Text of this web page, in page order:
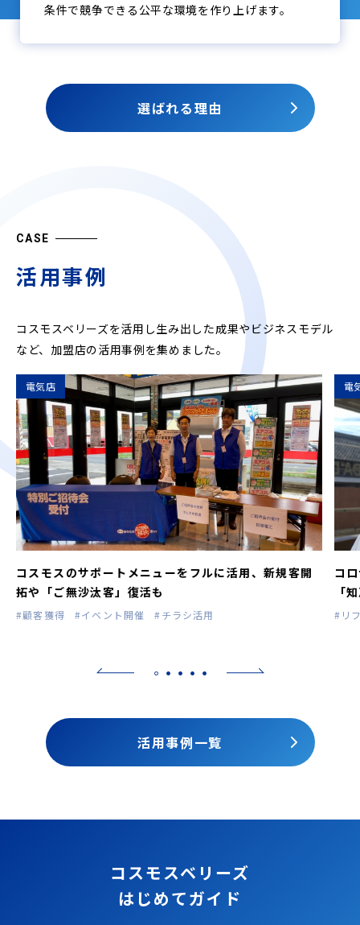
条件で競争できる公平な環境を作り上げます。
選ばれる理由
CASE
活用事例
コスモスベリーズを活用し生み出した成果やビジネスモデル
など、 加盟店の活用事例を集めました。
電気店
コスモスのサポートメニューをフルに活用、新規客開
拓や「ご無沙汰客」復活も
#顧客獲得 #イベント開催 #チラシ活用
電
コ
「
#リ
活用事例一覧
コスモスベリーズ
はじめてガイド